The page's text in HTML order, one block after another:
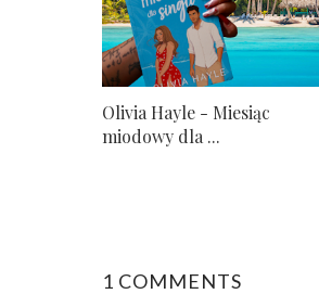
Olivia Hayle - Miesiąc
miodowy dla ...
1 COMMENTS